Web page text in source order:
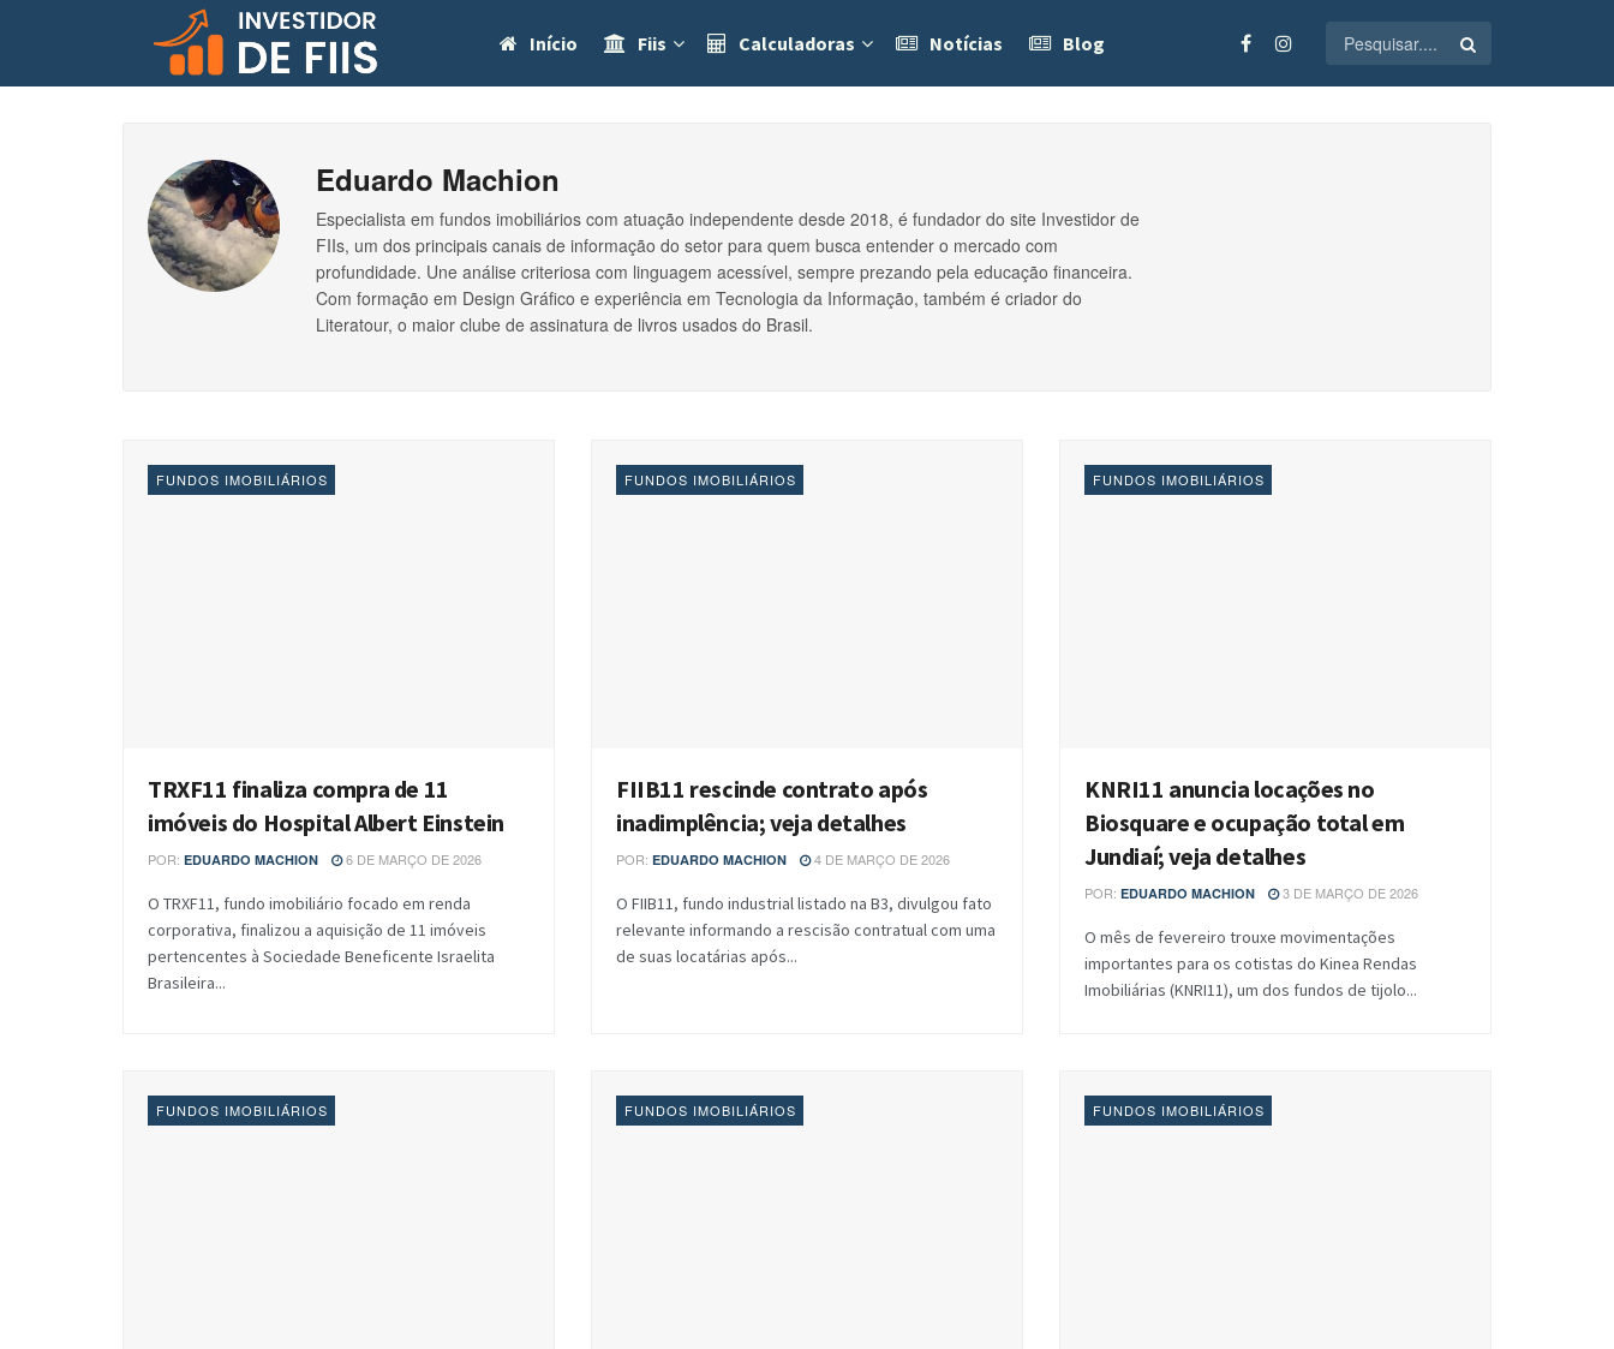
Início Fiis Calculadoras Notícias Blog
Eduardo Machion
Especialista em fundos imobiliários com atuação independente desde 2018, é fundador do site Investidor de
FIIs, um dos principais canais de informação do setor para quem busca entender o mercado com
profundidade. Une análise criteriosa com linguagem acessível, sempre prezando pela educação financeira.
Com formação em Design Gráfico e experiência em Tecnologia da Informação, também é criador do
Literatour, o maior clube de assinatura de livros usados do Brasil.
FUNDOS IMOBILIÁRIOS
TRXF11 finaliza compra de 11
imóveis do Hospital Albert Einstein
POR: EDUARDO MACHION 6 DE MARÇO DE 2026
O TRXF11, fundo imobiliário focado em renda
corporativa, finalizou a aquisição de 11 imóveis
pertencentes à Sociedade Beneficente Israelita
Brasileira...
FUNDOS IMOBILIÁRIOS
FIIB11 rescinde contrato após
inadimplência; veja detalhes
POR: EDUARDO MACHION 4 DE MARÇO DE 2026
O FIIB11, fundo industrial listado na B3, divulgou fato
relevante informando a rescisão contratual com uma
de suas locatárias após...
FUNDOS IMOBILIÁRIOS
KNRI11 anuncia locações no
Biosquare e ocupação total em
Jundiaí; veja detalhes
POR: EDUARDO MACHION 3 DE MARÇO DE 2026
O mês de fevereiro trouxe movimentações
importantes para os cotistas do Kinea Rendas
Imobiliárias (KNRI11), um dos fundos de tijolo...
FUNDOS IMOBILIÁRIOS FUNDOS IMOBILIÁRIOS FUNDOS IMOBILIÁRIOS